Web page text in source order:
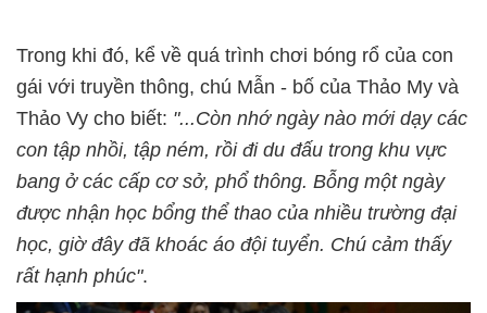
Trong khi đó, kể về quá trình chơi bóng rổ của con
gái với truyền thông, chú Mẫn - bố của Thảo My và
Thảo Vy cho biết: "...Còn nhớ ngày nào mới dạy các
con tập nhồi, tập ném, rồi đi du đấu trong khu vực
bang ở các cấp cơ sở, phổ thông. Bỗng một ngày
được nhận học bổng thể thao của nhiều trường đại
học, giờ đây đã khoác áo đội tuyển. Chú cảm thấy
rất hạnh phúc".